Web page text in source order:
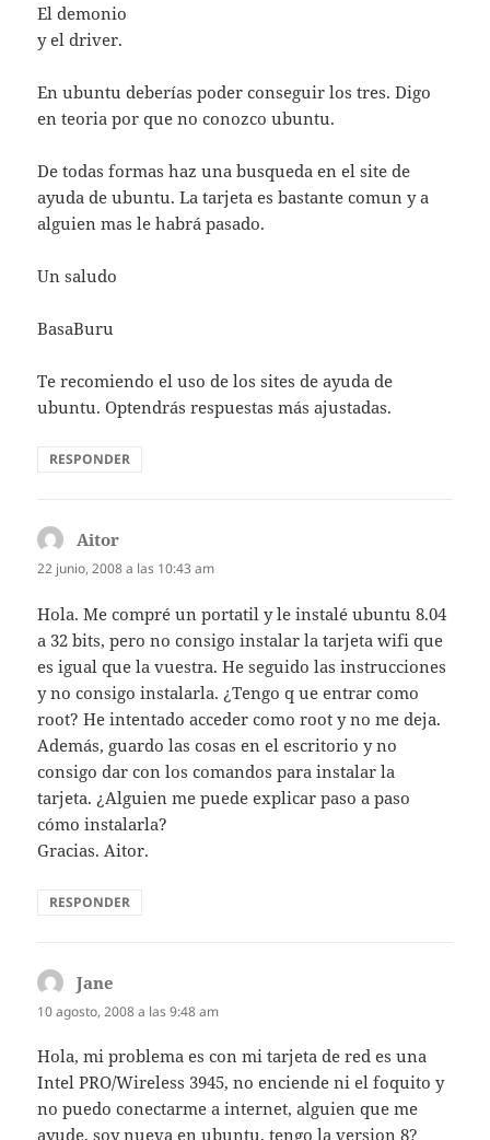
El demonio
y el driver.
En ubuntu deberías poder conseguir los tres. Digo
en teoria por que no conozco ubuntu.
De todas formas haz una busqueda en el site de
ayuda de ubuntu. La tarjeta es bastante comun y a
alguien mas le habrá pasado.
Un saludo
BasaBuru
Te recomiendo el uso de los sites de ayuda de
ubuntu. Optendrás respuestas más ajustadas.
RESPONDER
Aitor
22 junio, 2008 a las 10:43 am
Hola. Me compré un portatil y le instalé ubuntu 8.04
a 32 bits, pero no consigo instalar la tarjeta wifi que
es igual que la vuestra. He seguido las instrucciones
y no consigo instalarla. ¿Tengo q ue entrar como
root? He intentado acceder como root y no me deja.
Además, guardo las cosas en el escritorio y no
consigo dar con los comandos para instalar la
tarjeta. ¿Alguien me puede explicar paso a paso
cómo instalarla?
Gracias. Aitor.
RESPONDER
Jane
10 agosto, 2008 a las 9:48 am
Hola, mi problema es con mi tarjeta de red es una
Intel PRO/Wireless 3945, no enciende ni el foquito y
no puedo conectarme a internet, alguien que me
ayude, soy nueva en ubuntu, tengo la version 8?